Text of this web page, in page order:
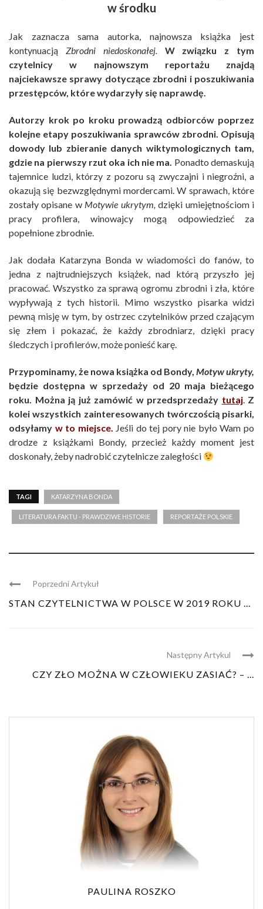
w środku
Jak zaznacza sama autorka, najnowsza książka jest
kontynuacją Zbrodni niedoskonałej.W związku z tym
czytelnicy w najnowszym reportażu znajdą
najciekawsze sprawy dotyczące zbrodni i poszukiwania
przestępców, które wydarzyły się naprawdę.
Autorzy krok po kroku prowadzą odbiorców poprzez
kolejne etapy poszukiwania sprawców zbrodni. Opisują
dowody lub zbieranie danych wiktymologicznych tam,
gdzie na pierwszy rzut oka ich nie ma. Ponadto demaskują
tajemnice ludzi, którzy z pozoru są zwyczajni i niegroźni, a
okazują się bezwzględnymi mordercami. W sprawach, które
zostały opisane w Motywie ukrytym,dzięki umiejętnościom i
pracy profilera, winowajcy mogą odpowiedzieć za
popełnione zbrodnie.
Jak dodała Katarzyna Bonda w wiadomości do fanów, to
jedna z najtrudniejszych książek, nad którą przyszło jej
pracować. Wszystko za sprawą ogromu zbrodni i zła, które
wypływają z tych historii. Mimo wszystko pisarka widzi
pewną misję w tym, by ostrzec czytelników przed czającym
się złem i pokazać, że każdy zbrodniarz, dzięki pracy
śledczych i profilerów, może ponieść karę.
Przypominamy, że nowa książka od Bondy, Motyw ukryty,
będzie dostępna w sprzedaży od 20 maja bieżącego
roku. Można ją już zamówić w przedsprzedaży tutaj. Z
kolei wszystkich zainteresowanych twórczością pisarki,
odsyłamy w to miejsce. Jeśli do tej pory nie było Wam po
drodze z książkami Bondy, przecież każdy moment jest
doskonały, żeby nadrobić czytelnicze zaległości
TAGI KATARZYNA BONDA
LITERATURA FAKTU - PRAWDZIWE HISTORIE REPORTAŻE POLSKIE
Poprzedni Artykuł
STAN CZYTELNICTWA W POLSCE W 2019 ROKU ...
Następny Artykul
CZY ZŁO MOŻNA W CZŁOWIEKU ZASIAĆ? – ...
PAULINA ROSZKO